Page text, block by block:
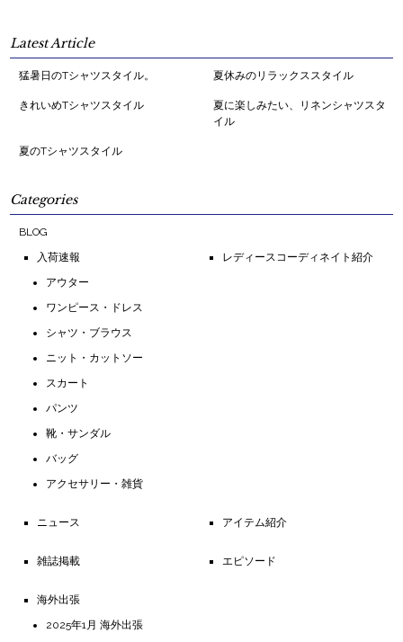
Latest Article
猛暑日のTシャツスタイル。 夏休みのリラックススタイル
きれいめTシャツスタイル
夏に楽しみたい、リネンシャツスタ
イル
夏のTシャツスタイル
Categories
BLOG
入荷速報
アウター
ワンピース・ドレス
シャツ・ブラウス
ニット・カットソー
スカート
パンツ
靴・サンダル
バッグ
アクセサリー・雑貨
レディースコーディネイト紹介
ニュース アイテム紹介
雑誌掲載 エピソード
海外出張
2025年1月 海外出張